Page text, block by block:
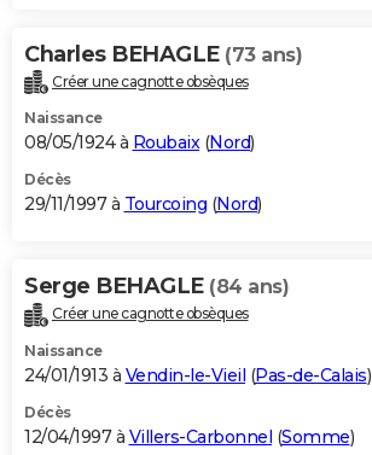
Charles BEHAGLE (73 ans)
Créer une cagnotte obsèques
Naissance
08/05/1924 à Roubaix(Nord)
Décès
29/11/1997 à Tourcoing (Nord)
Serge BEHAGLE (84 ans)
Créer une cagnotte obsèques
Naissance
24/01/1913 à Vendin-le-Vieil (Pas-de-Calais)
Décès
12/04/1997 à Villers-Carbonnel (Somme)